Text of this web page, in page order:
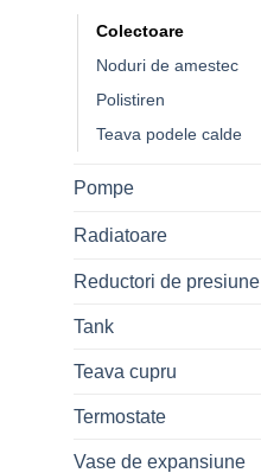
Colectoare
Noduri de amestec
Polistiren
Teava podele calde
Pompe
Radiatoare
Reductori de presiune
Tank
Teava cupru
Termostate
Vase de expansiune